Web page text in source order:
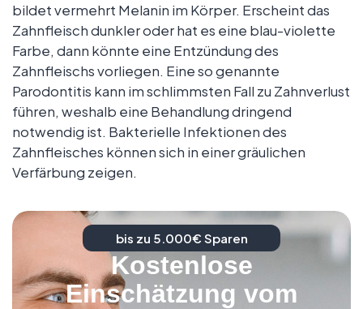
bildet vermehrt Melanin im Körper. Erscheint das
Zahnfleisch dunkler oder hat es eine blau-violette
Farbe, dann könnte eine Entzündung des
Zahnfleischs vorliegen. Eine so genannte
Parodontitis kann im schlimmsten Fall zu Zahnverlust
führen, weshalb eine Behandlung dringend
notwendig ist. Bakterielle Infektionen des
Zahnfleisches können sich in einer gräulichen
Verfärbung zeigen.
bis zu 5.000€ Sparen
Kostenlose
Einschätzung vom